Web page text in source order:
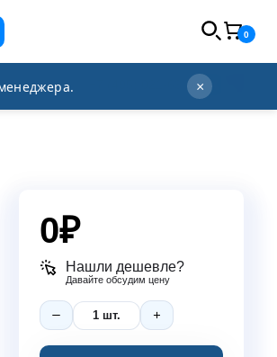
0
×
+7 (495) 021-63-96
0₽
Нашли дешевле?
Давайте обсудим цену